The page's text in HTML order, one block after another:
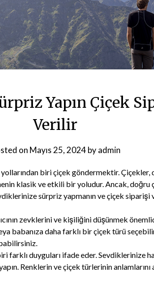
Yapın Çiçek
Verilir
on Mayıs 25, 2024byadmin
biri çiçek göndermektir. Çiçekler,
klasik ve etkili bir yoludur. Ancak, doğru
sürpriz yapmanın ve çiçek siparişi
zevklerini ve kişiliğini düşünmek
babanıza daha farklı bir çiçek türü
farklı duyguları ifade eder. Sevdiklerinize
Renklerin ve çiçek türlerinin anlamlarını